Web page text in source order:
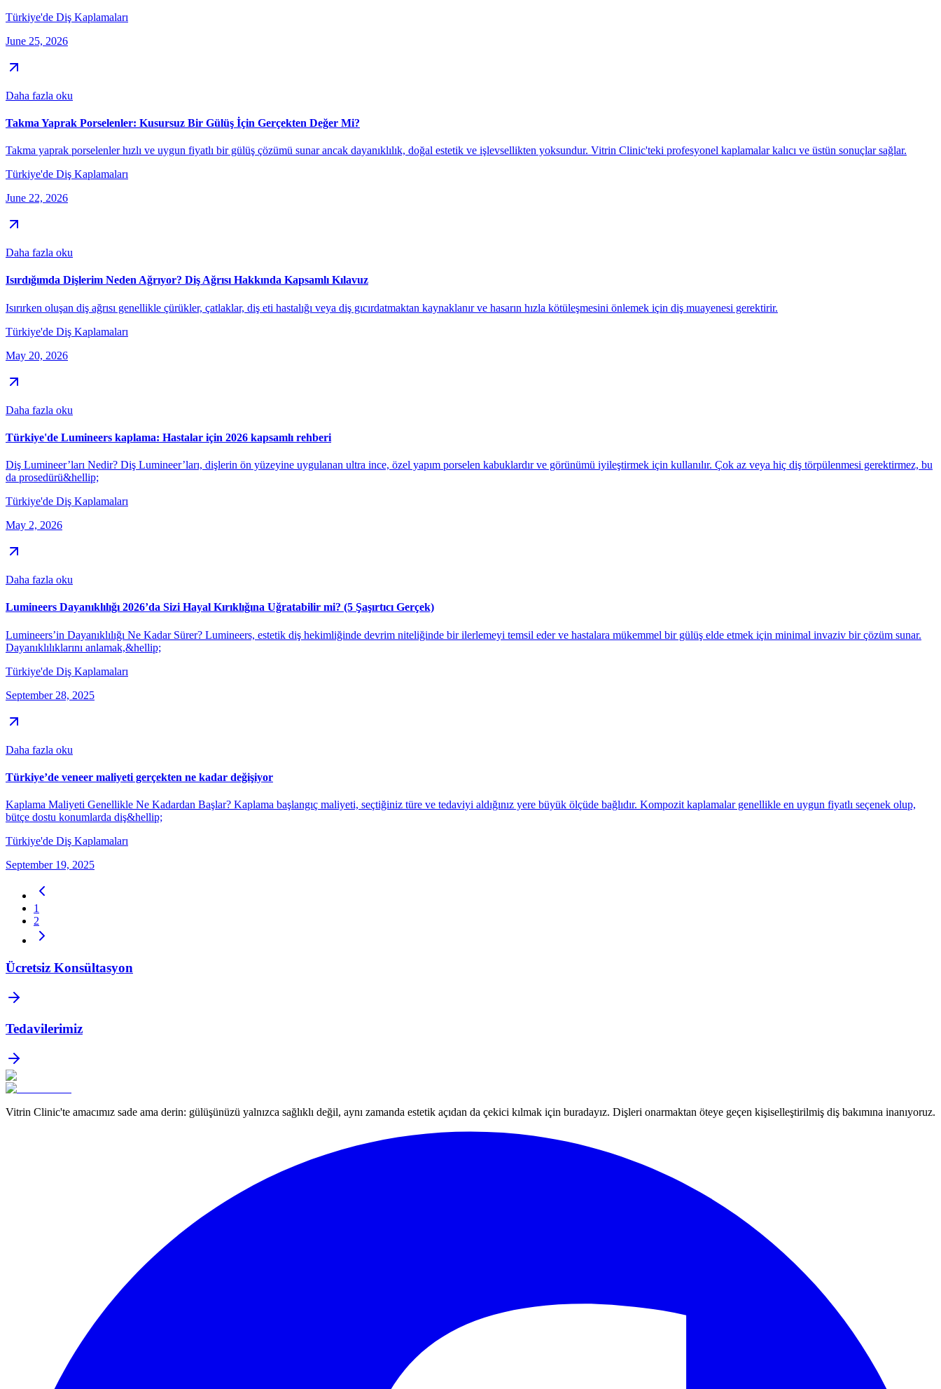
Türkiye'de Diş Kaplamaları
June 25, 2026
Daha fazla oku
Takma Yaprak Porselenler: Kusursuz Bir Gülüş İçin Gerçekten Değer Mi?
Takma yaprak porselenler hızlı ve uygun fiyatlı bir gülüş çözümü sunar ancak dayanıklılık, doğal estetik ve işlevsellikten yoksundur. Vitrin Clinic'teki profesyonel kaplamalar kalıcı ve üstün sonuçlar sağlar.
Türkiye'de Diş Kaplamaları
June 22, 2026
Daha fazla oku
Isırdığımda Dişlerim Neden Ağrıyor? Diş Ağrısı Hakkında Kapsamlı Kılavuz
Isırırken oluşan diş ağrısı genellikle çürükler, çatlaklar, diş eti hastalığı veya diş gıcırdatmaktan kaynaklanır ve hasarın hızla kötüleşmesini önlemek için diş muayenesi gerektirir.
Türkiye'de Diş Kaplamaları
May 20, 2026
Daha fazla oku
Türkiye'de Lumineers kaplama: Hastalar için 2026 kapsamlı rehberi
Diş Lumineer’ları Nedir? Diş Lumineer’ları, dişlerin ön yüzeyine uygulanan ultra ince, özel yapım porselen kabuklardır ve görünümü iyileştirmek için kullanılır. Çok az veya hiç diş törpülenmesi gerektirmez, bu
da prosedürü&hellip;
Türkiye'de Diş Kaplamaları
May 2, 2026
Daha fazla oku
Lumineers Dayanıklılığı 2026’da Sizi Hayal Kırıklığına Uğratabilir mi? (5 Şaşırtıcı Gerçek)
Lumineers’in Dayanıklılığı Ne Kadar Sürer? Lumineers, estetik diş hekimliğinde devrim niteliğinde bir ilerlemeyi temsil eder ve hastalara mükemmel bir gülüş elde etmek için minimal invaziv bir çözüm sunar.
Dayanıklılıklarını anlamak,&hellip;
Türkiye'de Diş Kaplamaları
September 28, 2025
Daha fazla oku
Türkiye’de veneer maliyeti gerçekten ne kadar değişiyor
Kaplama Maliyeti Genellikle Ne Kadardan Başlar? Kaplama başlangıç maliyeti, seçtiğiniz türe ve tedaviyi aldığınız yere büyük ölçüde bağlıdır. Kompozit kaplamalar genellikle en uygun fiyatlı seçenek olup,
bütçe dostu konumlarda diş&hellip;
Türkiye'de Diş Kaplamaları
September 19, 2025
1
2
Ücretsiz Konsültasyon
Tedavilerimiz
Vitrin Clinic'te amacımız sade ama derin: gülüşünüzü yalnızca sağlıklı değil, aynı zamanda estetik açıdan da çekici kılmak için buradayız. Dişleri onarmaktan öteye geçen kişiselleştirilmiş diş bakımına inanıyoruz.